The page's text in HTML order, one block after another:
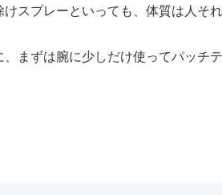
スプレーといっても、体質は人そ
まずは腕に少しだけ使ってパッチ